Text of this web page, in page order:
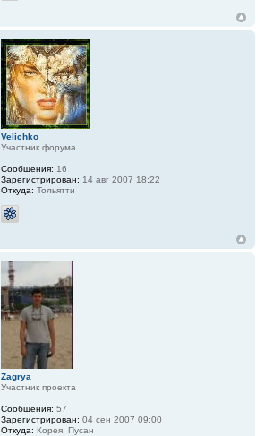
Velichko
Участник форума
Сообщения: 16
Зарегистрирован: 14 авг 2007 18:22
Откуда: Тольятти
Zagrya
Участник проекта
Сообщения: 57
Зарегистрирован: 04 сен 2007 09:00
Откуда: Корея, Пусан